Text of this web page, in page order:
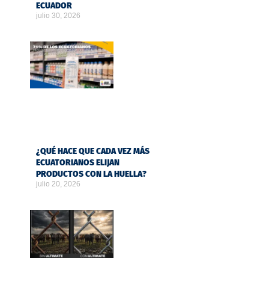
ECUADOR
julio 30, 2026
¿QUÉ HACE QUE CADA VEZ MÁS
ECUATORIANOS ELIJAN
PRODUCTOS CON LA HUELLA?
julio 20, 2026